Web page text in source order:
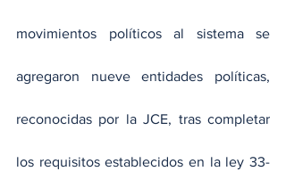
movimientos políticos al sistema se
agregaron nueve entidades políticas,
reconocidas por la JCE, tras completar
los requisitos establecidos en la ley 33-